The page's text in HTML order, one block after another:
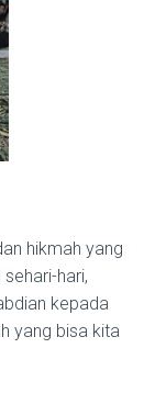
hikmah yang
hari,
kepada
yang bisa kita